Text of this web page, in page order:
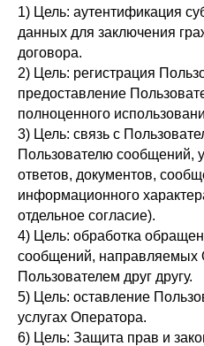
1) Цель: аутентификация
данных для заключения
договора.
2) Цель: регистрация
предоставление
полноценного
3) Цель: связь с
Пользователю сообщений,
ответов, документов,
информационного
отдельное согласие).
4) Цель: обработка
сообщений, направляемых
Пользователем друг другу.
5) Цель: оставление
услугах Оператора.
6) Цель: Защита прав и